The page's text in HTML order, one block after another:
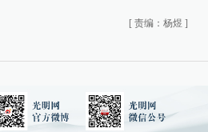
[ 责编：杨煜 ]